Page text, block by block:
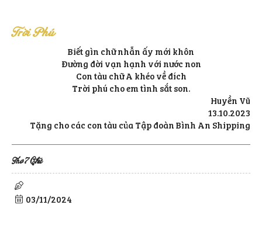
Trời Phú
Biết gìn chữ nhẫn ấy mới khôn
Đường đời vạn hạnh với nước non
Con tàu chữ A khéo về đích
Trời phú cho em tình sắt son.
Huyền Vũ
13.10.2023
Tặng cho các con tàu của Tập đoàn Bình An Shipping
Thơ 7 Chữ
03/11/2024